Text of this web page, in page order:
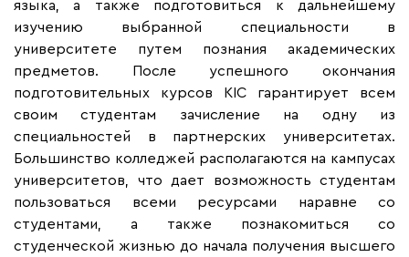
языка, а также подготовиться к дальнейшему
изучению выбранной специальности в
университете путем познания академических
предметов. После успешного окончания
подготовительных курсов KIC гарантирует всем
своим студентам зачисление на одну из
специальностей в партнерских университетах.
Большинство колледжей располагаются на кампусах
университетов, что дает возможность студентам
пользоваться всеми ресурсами наравне со
студентами, а также познакомиться со
студенческой жизнью до начала получения высшего